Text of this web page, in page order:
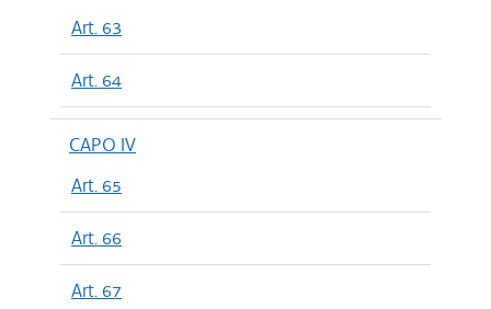
Art. 63
Art. 64
CAPO IV
Art. 65
Art. 66
Art. 67